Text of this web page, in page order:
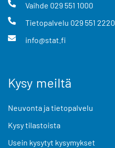
Vaihde 029 551 1000
Tietopalvelu 029 551 2220
info@stat.fi
Kysy meiltä
Neuvonta ja tietopalvelu
Kysy tilastoista
Usein kysytyt kysymykset